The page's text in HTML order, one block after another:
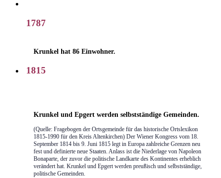
1787
Krunkel hat 86 Einwohner.
1815
Krunkel und Epgert werden selbstständige Gemeinden.
(Quelle: Fragebogen der Ortsgemeinde für das historische Ortslexikon
1815-1990 für den Kreis Altenkirchen) Der Wiener Kongress vom 18.
September 1814 bis 9. Juni 1815 legt in Europa zahlreiche Grenzen neu
fest und definierte neue Staaten. Anlass ist die Niederlage von Napoleon
Bonaparte, der zuvor die politische Landkarte des Kontinentes erheblich
verändert hat. Krunkel und Epgert werden preußisch und selbstständige,
politische Gemeinden.